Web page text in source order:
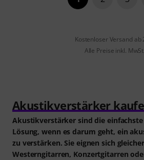
Kostenloser Versand ab
Alle Preise inkl. MwSt.
Akustikverstärker
Akustikverstärker sind die
Lösung, wenn es darum geht, ein
zu verstärken. Sie eignen sich
Westerngitarren, Konzertgitarren